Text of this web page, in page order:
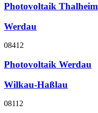
Photovoltaik
Werdau
08412
Photovoltaik Werdau
Wilkau-Haßlau
08112